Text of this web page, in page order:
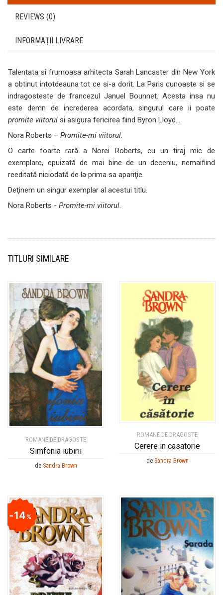
REVIEWS (0)
INFORMAȚII LIVRARE
Talentata si frumoasa arhitecta Sarah Lancaster din New York
a obtinut intotdeauna tot ce si-a dorit. La Paris cunoaste si se
indragosteste de francezul Januel Bounnet. Acesta insa nu
este demn de increderea acordata, singurul care ii poate
promite viitorul si asigura fericirea fiind Byron Lloyd…
Nora Roberts – Promite-mi viitorul.
O carte foarte rară a Norei Roberts, cu un tiraj mic de
exemplare, epuizată de mai bine de un deceniu, nemaifiind
reeditată niciodată de la prima sa apariţie.
Deţinem un singur exemplar al acestui titlu.
Nora Roberts - Promite-mi viitorul.
TITLURI SIMILARE
ROMANE DE DRAGOSTE
Simfonia iubirii
de Sandra Brown
ROMANE DE DRAGOSTE
Cerere in casatorie
de Sandra Brown
14%